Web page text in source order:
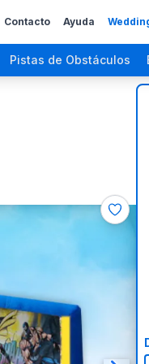
Contacto Ayuda
Pistas de Obstáculos